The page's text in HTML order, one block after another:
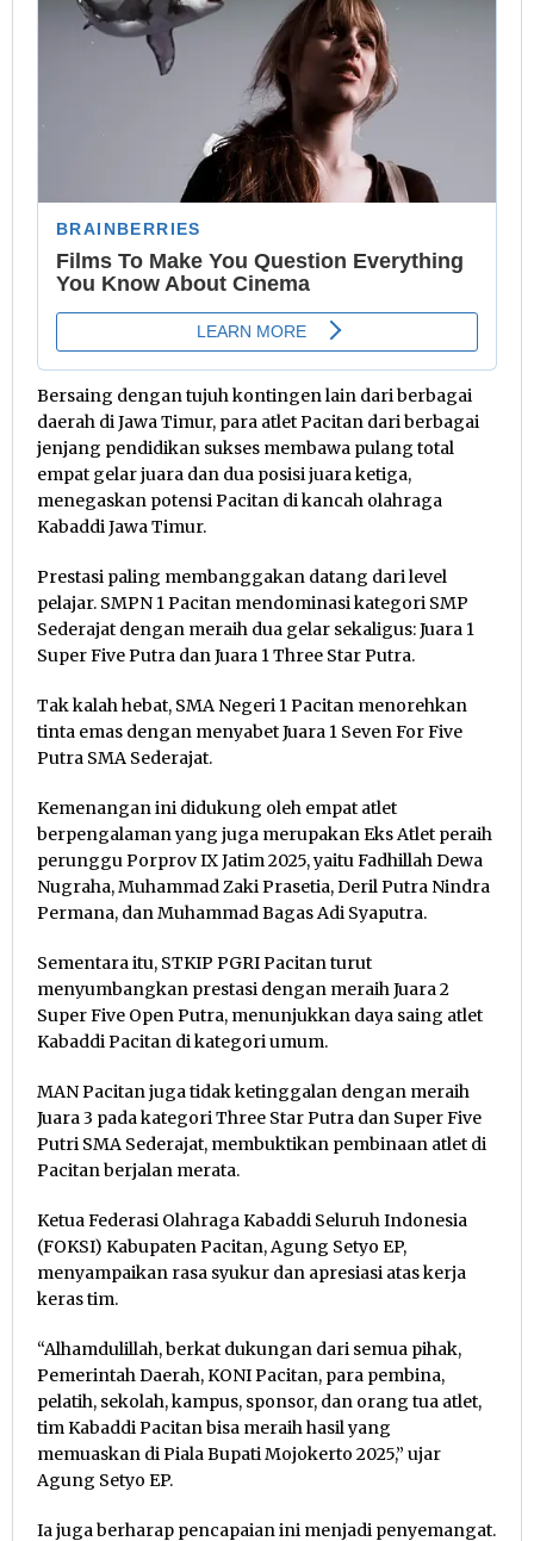
Bersaing dengan tujuh kontingen lain dari berbagai
daerah di Jawa Timur, para atlet Pacitan dari berbagai
jenjang pendidikan sukses membawa pulang total
empat gelar juara dan dua posisi juara ketiga,
menegaskan potensi Pacitan di kancah olahraga
Kabaddi Jawa Timur.
Prestasi paling membanggakan datang dari level
pelajar. SMPN 1 Pacitan mendominasi kategori SMP
Sederajat dengan meraih dua gelar sekaligus: Juara 1
Super Five Putra dan Juara 1 Three Star Putra.
Tak kalah hebat, SMA Negeri 1 Pacitan menorehkan
tinta emas dengan menyabet Juara 1 Seven For Five
Putra SMA Sederajat.
Kemenangan ini didukung oleh empat atlet
berpengalaman yang juga merupakan Eks Atlet peraih
perunggu Porprov IX Jatim 2025, yaitu Fadhillah Dewa
Nugraha, Muhammad Zaki Prasetia, Deril Putra Nindra
Permana, dan Muhammad Bagas Adi Syaputra.
Sementara itu, STKIP PGRI Pacitan turut
menyumbangkan prestasi dengan meraih Juara 2
Super Five Open Putra, menunjukkan daya saing atlet
Kabaddi Pacitan di kategori umum.
MAN Pacitan juga tidak ketinggalan dengan meraih
Juara 3 pada kategori Three Star Putra dan Super Five
Putri SMA Sederajat, membuktikan pembinaan atlet di
Pacitan berjalan merata.
Ketua Federasi Olahraga Kabaddi Seluruh Indonesia
(FOKSI) Kabupaten Pacitan, Agung Setyo EP,
menyampaikan rasa syukur dan apresiasi atas kerja
keras tim.
“Alhamdulillah, berkat dukungan dari semua pihak,
Pemerintah Daerah, KONI Pacitan, para pembina,
pelatih, sekolah, kampus, sponsor, dan orang tua atlet,
tim Kabaddi Pacitan bisa meraih hasil yang
memuaskan di Piala Bupati Mojokerto 2025,” ujar
Agung Setyo EP.
Ia juga berharap pencapaian ini menjadi penyemangat.